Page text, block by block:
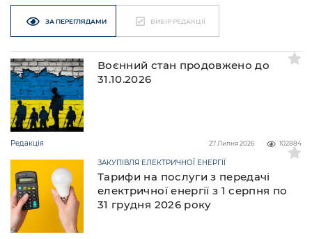
ЗА ПЕРЕГЛЯДАМИ ВИБІР РЕДАКЦІЇ
Воєнний стан продовжено до
31.10.2026
Редакція 102884
27 Липня 2026
Тарифи на послуги з передачі
електричної енергії з 1 серпня по
31 грудня 2026 року
ЗАКУПІВЛЯ ЕЛЕКТРИЧНОЇ ЕНЕРГІЇ